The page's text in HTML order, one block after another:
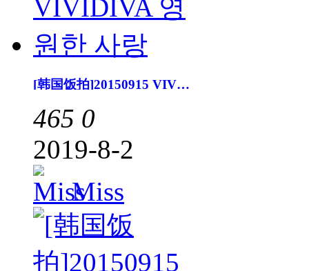
[韩国饭拍]20150915 VIVIDIVA 영원한 사랑
465 0
2019-8-2
Miss